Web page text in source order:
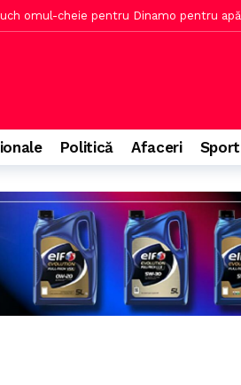
anunță HotNews.ro 3 ore în
poziția privind bustul lui Octavian Goga
puțin nouă zile pentru Unitatea 2 de la
Politică Afaceri Sport